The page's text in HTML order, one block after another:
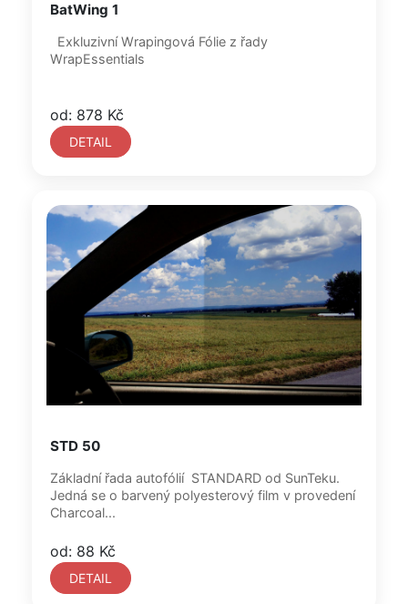
BatWing 1
Exkluzivní Wrapingová Fólie z řady
WrapEssentials
od: 878 Kč
DETAIL
STD 50
Základní řada autofólií STANDARD od SunTeku.
Jedná se o barvený polyesterový film v provedení
Charcoal...
od: 88 Kč
DETAIL